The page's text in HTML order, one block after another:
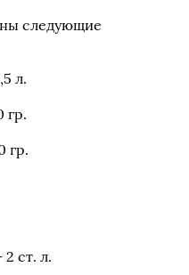
следующие
л.
гр.
гр.
ст. л.